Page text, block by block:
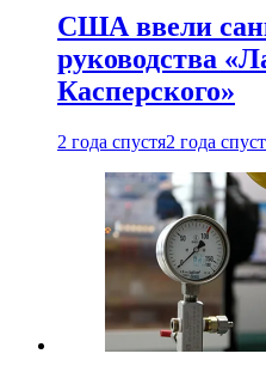
США ввели
руководства
Касперского»
2 года спустя2 года